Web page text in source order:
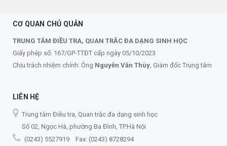
CƠ QUAN CHỦ QUẢN
TRUNG TÂM ĐIỀU TRA, QUAN TRẮC ĐA DẠNG SINH HỌC
Giấy phép số: 167/GP-TTĐT cấp ngày 05/10/2023
Chịu trách nhiệm chính: Ông Nguyễn Văn Thùy, Giám đốc Trung tâm
LIÊN HỆ
Trung tâm Điều tra, Quan trắc đa dạng sinh học
Số 02, Ngọc Hà, phường Ba Đình, TP.Hà Nội
(0243) 5527919 Fax: (0243) 8728294